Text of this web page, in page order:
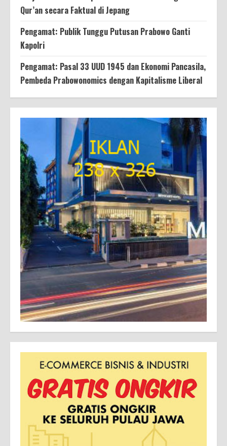
Qur’an secara Faktual di Jepang
Pengamat: Publik Tunggu Putusan Prabowo Ganti
Kapolri
Pengamat: Pasal 33 UUD 1945 dan Ekonomi Pancasila,
Pembeda Prabowonomics dengan Kapitalisme Liberal